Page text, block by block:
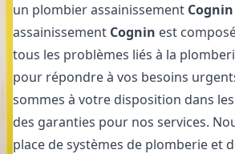
un plombier assainissement Cognin
assainissement Cognin est
tous les problèmes liés à la
pour répondre à vos besoins
sommes à votre disposition dans
des garanties pour nos services.
place de systèmes de plomberie et